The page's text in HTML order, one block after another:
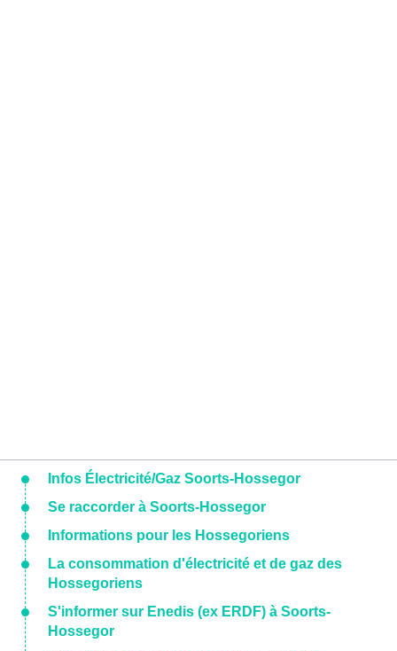
Infos Électricité/Gaz Soorts-Hossegor
Se raccorder à Soorts-Hossegor
Informations pour les Hossegoriens
La consommation d'électricité et de gaz des
Hossegoriens
S'informer sur Enedis (ex ERDF) à Soorts-
Hossegor